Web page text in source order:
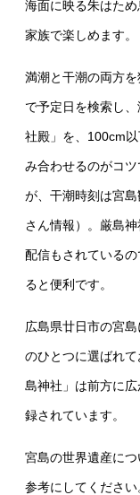
海面に映る朱はた
家族で楽しめます。
満潮と干潮の両方
で予定日を検索し
社殿」を、100cm
み合わせるのがコ
が、干潮時刻は宮
さん情報）。厳島
配信もされている
ると便利です。
広島県廿日市の宮
のひとつに選ばれ
島神社」は前方に
録されています。
宮島の世界遺産に
参考にしてください